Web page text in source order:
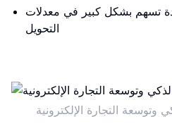
تسهم بشكل كبير في معدلات
التحويل
وتوسعة التجارة الإلكترونية